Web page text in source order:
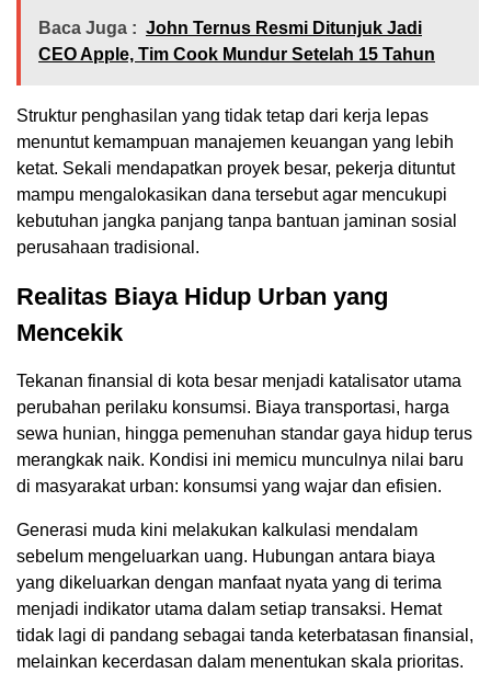
Baca Juga : John Ternus Resmi Ditunjuk Jadi
CEO Apple, Tim Cook Mundur Setelah 15 Tahun
Struktur penghasilan yang tidak tetap dari kerja lepas
menuntut kemampuan manajemen keuangan yang lebih
ketat. Sekali mendapatkan proyek besar, pekerja dituntut
mampu mengalokasikan dana tersebut agar mencukupi
kebutuhan jangka panjang tanpa bantuan jaminan sosial
perusahaan tradisional.
Realitas Biaya Hidup Urban yang
Mencekik
Tekanan finansial di kota besar menjadi katalisator utama
perubahan perilaku konsumsi. Biaya transportasi, harga
sewa hunian, hingga pemenuhan standar gaya hidup terus
merangkak naik. Kondisi ini memicu munculnya nilai baru
di masyarakat urban: konsumsi yang wajar dan efisien.
Generasi muda kini melakukan kalkulasi mendalam
sebelum mengeluarkan uang. Hubungan antara biaya
yang dikeluarkan dengan manfaat nyata yang di terima
menjadi indikator utama dalam setiap transaksi. Hemat
tidak lagi di pandang sebagai tanda keterbatasan finansial,
melainkan kecerdasan dalam menentukan skala prioritas.